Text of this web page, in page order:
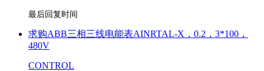
最后回复时间
求购ABB三相三线电能表AINRTAL-X，0.2，3*100，
480V
CONTROL